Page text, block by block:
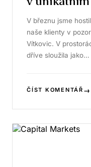
V březnu jsme
naše klienty v
Vítkovic. V
dříve sloužila jako…
ČÍST KOMENTÁŘ →